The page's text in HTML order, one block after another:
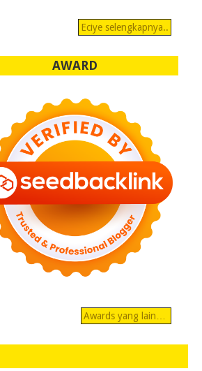
Eciye selengkapnya..
AWARD
Awards yang lain…